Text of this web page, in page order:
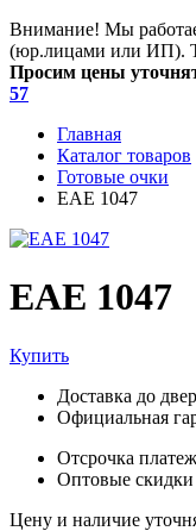
Внимание! Мы
(юр.лицами или ИП).
Просим цены
57
Главная
Каталог товаров
Готовые очки
ЕАЕ 1047
ЕАЕ 1047
Купить
Доставка до
Официальная
Отсрочка
Оптовые скидки
Цену и наличие